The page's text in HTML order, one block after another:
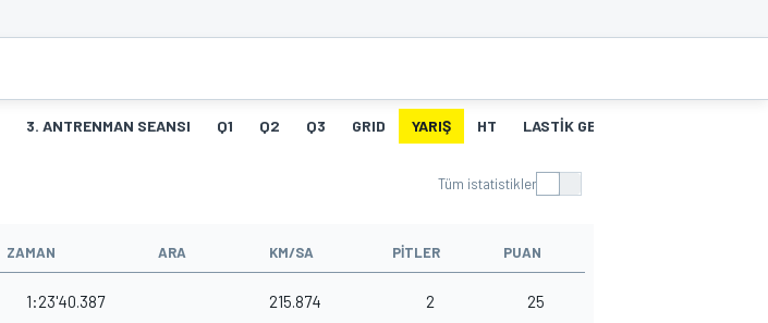
3. ANTRENMAN SEANSI Q1 Q2 Q3 GRID YARIŞ HT LASTIK GEÇMIŞI
Tüm istatistikler
ZAMAN ARA KM/SA PITLER PUAN
1:23'40.387 215.874 2 25